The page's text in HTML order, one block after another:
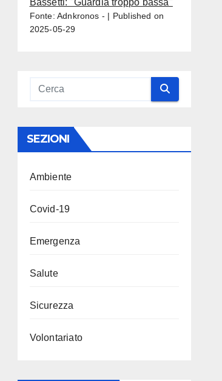
Fonte: Adnkronos -
Published on
2025-05-29
SEZIONI
Ambiente
Covid-19
Emergenza
Salute
Sicurezza
Volontariato